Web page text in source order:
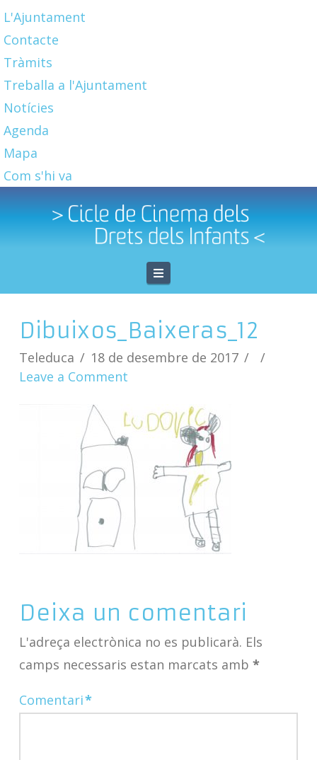
L'Ajuntament
Contacte
Tràmits
Treballa a l'Ajuntament
Notícies
Agenda
Mapa
Com s'hi va
Navigation
Dibuixos_Baixeras_12
Teleduca
18 de desembre de 2017
Leave a Comment
Deixa un comentari
L'adreça electrònica no es publicarà. Els
camps necessaris estan marcats amb *
Comentari*